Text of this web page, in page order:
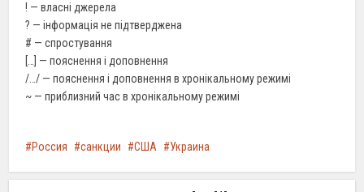
! — власні джерела
? — інформація не підтверджена
# — спростування
[…] — пояснення і доповнення
/…/ — пояснення і доповнення в хронікальному режимі
~ — приблизний час в хронікальному режимі
Россия санкции США Украина